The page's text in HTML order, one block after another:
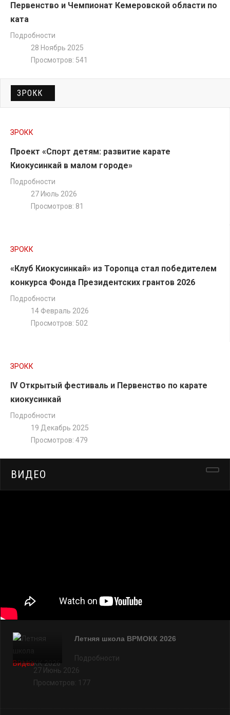
ТАТАМИ D
Пули Татами D( скачать)
Первенство и Чемпионат Кемеровской области по
ката
Подробности
28 Ноябрь 2025
Просмотров: 541
ЗРОКК
ЗРОКК
Проект «Спорт детям: развитие карате
Киокусинкай в малом городе»
Подробности
27 Июль 2026
Просмотров: 81
ЗРОКК
«Клуб Киокусинкай» из Торопца стал победителем
конкурса Фонда Президентских грантов 2026
Подробности
14 Февраль 2026
Просмотров: 502
ЗРОКК
IV Открытый фестиваль и Первенство по карате
киокусинкай
Подробности
19 Декабрь 2025
Просмотров: 479
ВИДЕО
Видео
Летняя школа ВРМОКК 2026
Подробности
27 Июнь 2026
Просмотров: 177